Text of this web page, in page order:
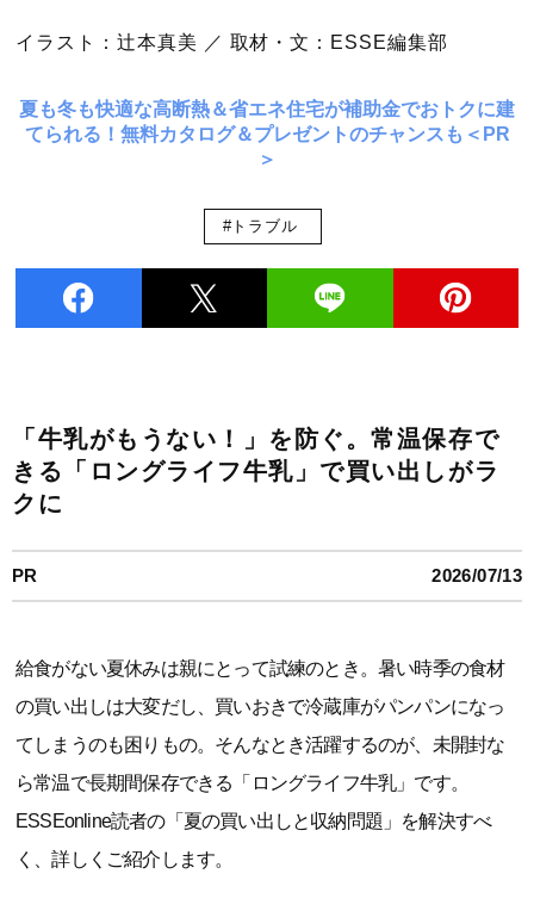
イラスト：辻本真美 ／ 取材・文：ESSE編集部
夏も冬も快適な高断熱＆省エネ住宅が補助金でおトクに建
てられる！無料カタログ＆プレゼントのチャンスも＜PR
＞
#トラブル
「牛乳がもうない！」を防ぐ。常温保存で
きる「ロングライフ牛乳」で買い出しがラ
クに
PR 2026/07/13
給食がない夏休みは親にとって試練のとき。暑い時季の食材
の買い出しは大変だし、買いおきで冷蔵庫がパンパンになっ
てしまうのも困りもの。そんなとき活躍するのが、未開封な
ら常温で長期間保存できる「ロングライフ牛乳」です。
ESSEonline読者の「夏の買い出しと収納問題」を解決すべ
く、詳しくご紹介します。